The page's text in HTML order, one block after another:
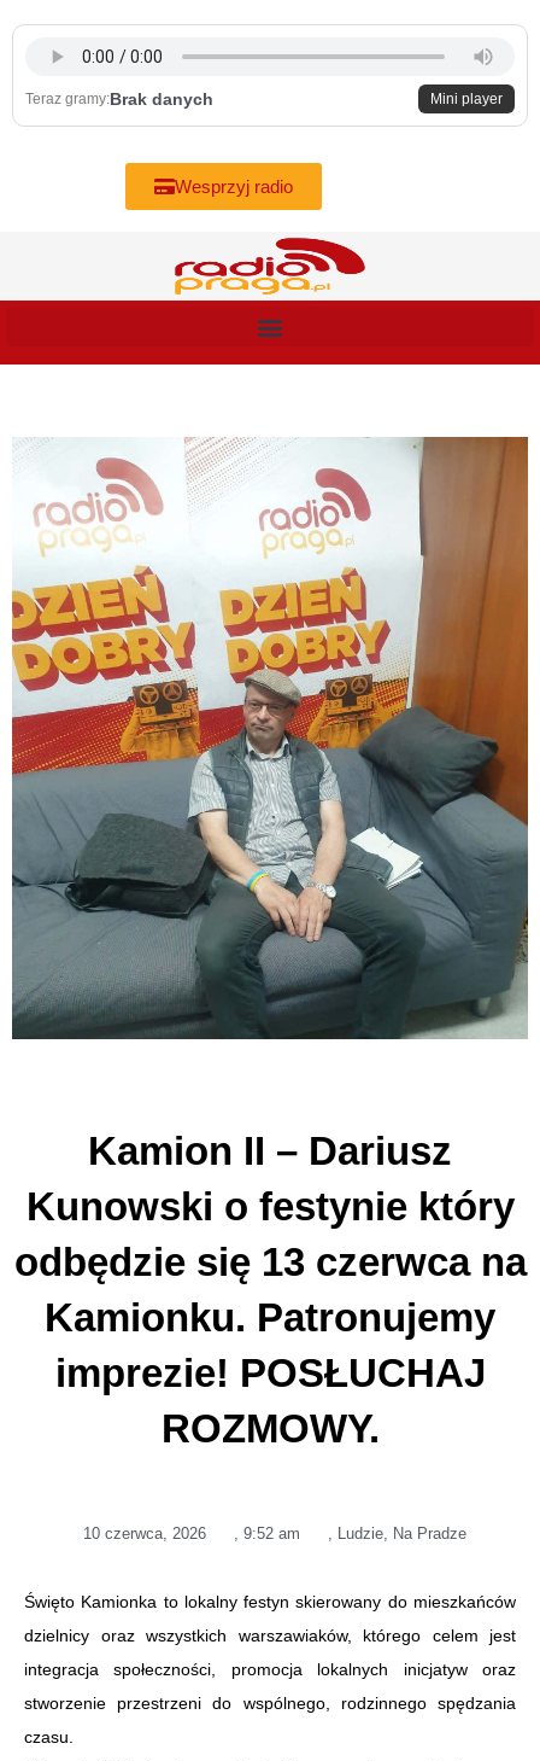
content
Teraz gramy:Brak danych Mini player
Wesprzyj radio
Kamion II – Dariusz
Kunowski o festynie który
odbędzie się 13 czerwca na
Kamionku. Patronujemy
imprezie! POSŁUCHAJ
ROZMOWY.
10 czerwca, 2026 , 9:52 am , Ludzie, Na Pradze
Święto Kamionka to lokalny festyn skierowany do mieszkańców
dzielnicy oraz wszystkich warszawiaków, którego celem jest
integracja społeczności, promocja lokalnych inicjatyw oraz
stworzenie przestrzeni do wspólnego, rodzinnego spędzania
czasu.